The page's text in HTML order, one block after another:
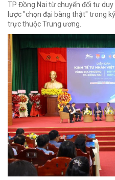
TP Đồng Nai từ chuyển đổi tư
lược "chọn đại bàng thật" trong
trực thuộc Trung ương.